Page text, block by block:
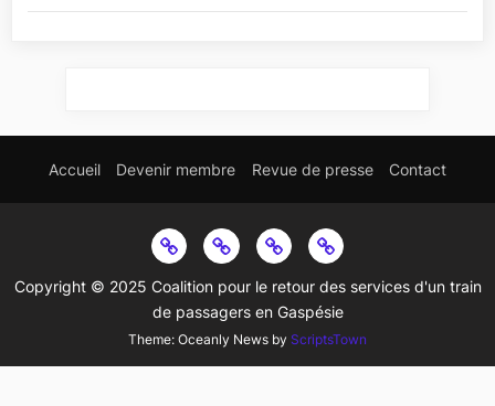
Accueil Devenir membre Revue de presse Contact
Copyright © 2025 Coalition pour le retour des services d'un train
de passagers en Gaspésie
Theme: Oceanly News by ScriptsTown